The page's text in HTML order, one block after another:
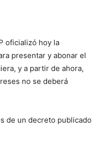
oficializó hoy la
presentar y abonar el
y a partir de ahora,
no se deberá
de un decreto publicado